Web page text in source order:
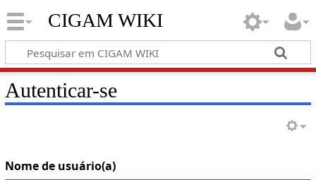
CIGAM WIKI
Autenticar-se
Nome de usuário(a)